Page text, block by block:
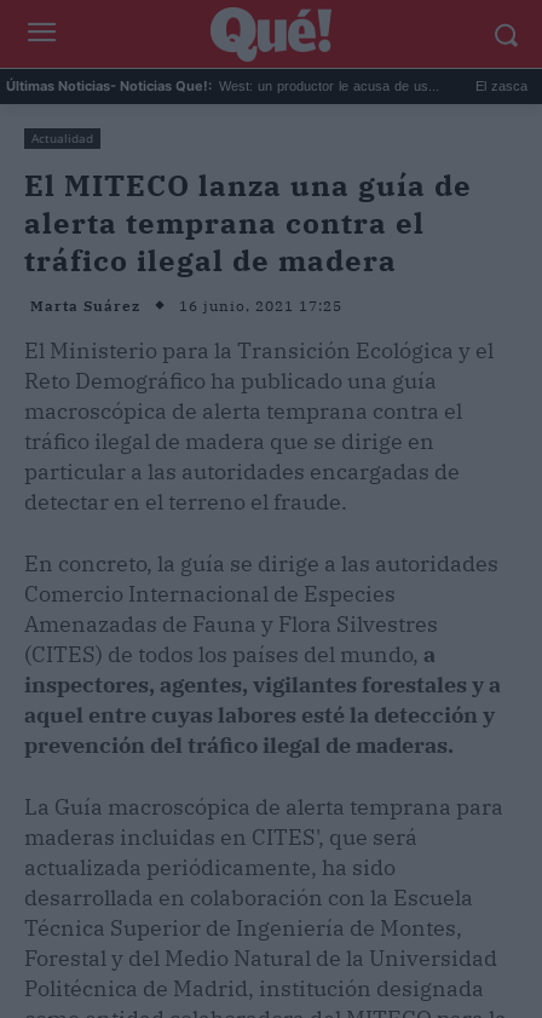
Últimas Noticias- Noticias Que!:
Demandan a Kanye West: un productor le acusa de us... El zasca de
Actualidad
El MITECO lanza una guía de
alerta temprana contra el
tráfico ilegal de madera
Marta Suárez 16 junio, 2021 17:25
El Ministerio para la Transición Ecológica y el
Reto Demográfico ha publicado una guía
macroscópica de alerta temprana contra el
tráfico ilegal de madera que se dirige en
particular a las autoridades encargadas de
detectar en el terreno el fraude.
En concreto, la guía se dirige a las autoridades
Comercio Internacional de Especies
Amenazadas de Fauna y Flora Silvestres
(CITES) de todos los países del mundo, a
inspectores, agentes, vigilantes forestales y a
aquel entre cuyas labores esté la detección y
prevención del tráfico ilegal de maderas.
La Guía macroscópica de alerta temprana para
maderas incluidas en CITES', que será
actualizada periódicamente, ha sido
desarrollada en colaboración con la Escuela
Técnica Superior de Ingeniería de Montes,
Forestal y del Medio Natural de la Universidad
Politécnica de Madrid, institución designada